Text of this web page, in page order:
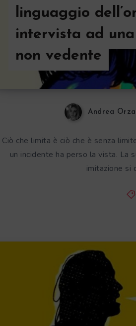
linguaggio
intervista ad
non vedente
Andrea Orza
Ciò che limita è ciò che è senza
un incidente ha perso la vista. La
imitazione si